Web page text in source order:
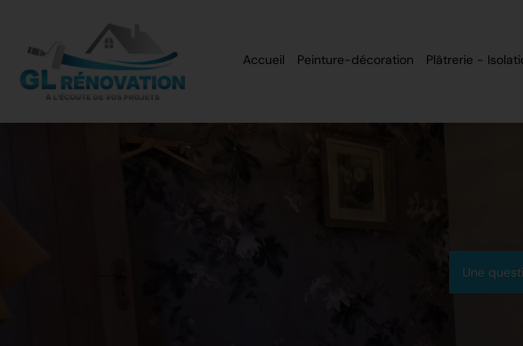
Accueil Peinture-décoration Plâtrerie -
Une